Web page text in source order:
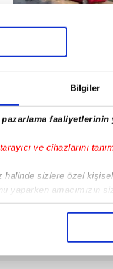
Bilgiler
faaliyetlerinin
ve cihazlarını
halinde sizlere özel
yaparken amacımızın
elimizden gelen çabayı
motosiklet başka bir
Yaşam
05.08.2026 | 22:10